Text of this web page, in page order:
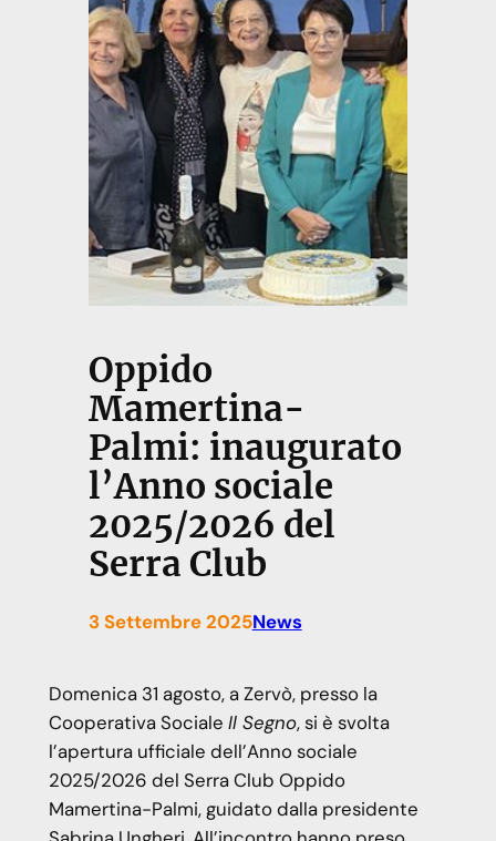
Oppido
Mamertina-
Palmi: inaugurato
l’Anno sociale
2025/2026 del
Serra Club
3 Settembre 2025News
Domenica 31 agosto, a Zervò, presso la
Cooperativa Sociale Il Segno, si è svolta
l’apertura ufficiale dell’Anno sociale
2025/2026 del Serra Club Oppido
Mamertina-Palmi, guidato dalla presidente